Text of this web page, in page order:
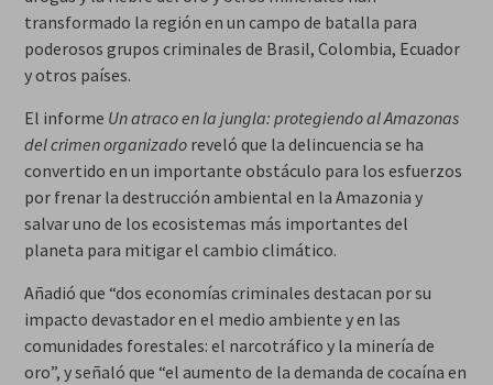
transformado la región en un campo de batalla para
poderosos grupos criminales de Brasil, Colombia, Ecuador
y otros países.
El informe Un atraco en la jungla: protegiendo al Amazonas
del crimen organizadoreveló que la delincuencia se ha
convertido en un importante obstáculo para los esfuerzos
por frenar la destrucción ambiental en la Amazonia y
salvar uno de los ecosistemas más importantes del
planeta para mitigar el cambio climático.
Añadió que “dos economías criminales destacan por su
impacto devastador en el medio ambiente y en las
comunidades forestales: el narcotráfico y la minería de
oro”, y señaló que “el aumento de la demanda de cocaína en